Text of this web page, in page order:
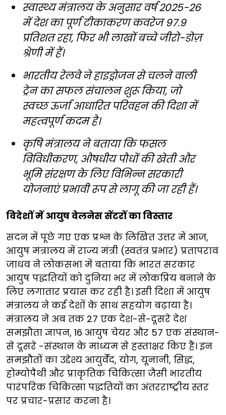
स्वास्थ्य मंत्रालय के अनुसार वर्ष 2025-26
में देश का पूर्ण टीकाकरण कवरेज 97.9
प्रतिशत रहा, फिर भी लाखों बच्चे जीरो-डोज़
श्रेणी में हैं।
भारतीय रेलवे ने हाइड्रोजन से चलने वाली
ट्रेन का सफल संचालन शुरू किया, जो
स्वच्छ ऊर्जा आधारित परिवहन की दिशा में
महत्वपूर्ण कदम है।
कृषि मंत्रालय ने बताया कि फसल
विविधीकरण, औषधीय पौधों की खेती और
भूमि संरक्षण के लिए विभिन्न सरकारी
योजनाएं प्रभावी रूप से लागू की जा रही हैं।
विदेशों में आयुष वेलनेस सेंटरों का विस्तार
सदन में पूछे गए एक प्रश्न के लिखित उत्तर में आज,
आयुष मंत्रालय में राज्य मंत्री (स्वतंत्र प्रभार) प्रतापराव
जाधव ने लोकसभा में बताया कि भारत सरकार
आयुष पद्धतियों को दुनिया भर में लोकप्रिय बनाने के
लिए लगातार प्रयास कर रही है। इसी दिशा में आयुष
मंत्रालय ने कई देशों के साथ सहयोग बढ़ाया है।
मंत्रालय ने अब तक 27 एक देश-से-दूसरे देश
समझौता ज्ञापन, 16 आयुष चेयर और 57 एक संस्थान-
से दूसरे -संस्थान के माध्यम से हस्ताक्षर किए हैं। इन
समझौतों का उद्देश्य आयुर्वेद, योग, यूनानी, सिद्ध,
होम्योपैथी और प्राकृतिक चिकित्सा जैसी भारतीय
पारंपरिक चिकित्सा पद्धतियों का अंतरराष्ट्रीय स्तर
पर प्रचार-प्रसार करना है।